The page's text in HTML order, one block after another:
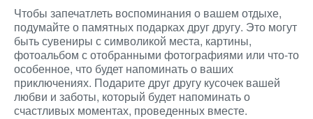
Чтобы запечатлеть воспоминания о вашем отдыхе,
подумайте о памятных подарках друг другу. Это могут
быть сувениры с символикой места, картины,
фотоальбом с отобранными фотографиями или что-то
особенное, что будет напоминать о ваших
приключениях. Подарите друг другу кусочек вашей
любви и заботы, который будет напоминать о
счастливых моментах, проведенных вместе.